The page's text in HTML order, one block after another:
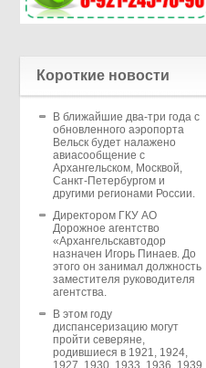
Короткие новости
В ближайшие два-три года с
обновленного аэропорта
Вельск будет налажено
авиасообщение с
Архангельском, Москвой,
Санкт-Петербургом и
другими регионами России.
Директором ГКУ АО
Дорожное агентство
«Архангельскавтодор
назначен Игорь Пинаев. До
этого он занимал должность
заместителя руководителя
агентства.
В этом году
диспансеризацию могут
пройти северяне,
родившиеся в 1921, 1924,